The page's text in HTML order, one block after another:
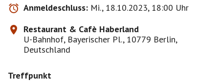
Maximal bekommen wir nur zwei Tische im Haberland
und spielen deshalb auch schon mal zu sechst. Im
Übrigen behalte ich mir vor, nicht unbedingt nach der
Reihenfolge der Anmeldungen vorzugehen.
Anmeldeschluss: Mi., 18.10.2023, 18:00 Uhr
Restaurant & Cafè Haberland
U-Bahnhof, Bayerischer Pl., 10779 Berlin,
Deutschland
Treffpunkt